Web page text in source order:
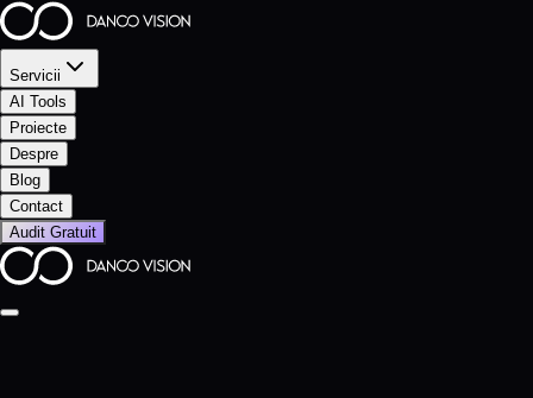
Servicii
AI Tools
Proiecte
Despre
Blog
Contact
Audit Gratuit